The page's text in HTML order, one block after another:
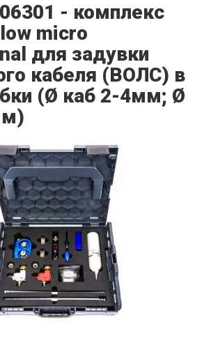
- комплекс
micro
для задувки
кабеля (ВОЛС) в
(Ø каб 2-4мм; Ø